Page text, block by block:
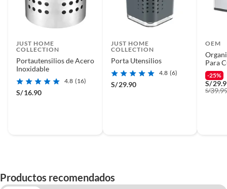
JUST HOME
COLLECTION
Portautensilios de Acero
Inoxidable
4.8 (16)
S/16.90
JUST HOME
COLLECTION
Porta Utensilios
4.8 (6)
S/ 29.90
OEM
Para
-25%
S/
S/
Productos recomendados